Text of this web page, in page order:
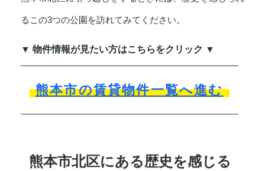
るこの3つの公園を訪れてみてください。
▼ 物件情報が見たい方はこちらをクリック ▼
熊本市の賃貸物件一覧へ進む
熊本市北区にある歴史を感じる